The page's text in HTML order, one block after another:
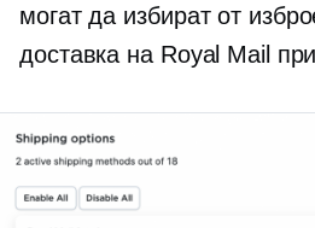
могат да избират от
доставка на Royal Mail